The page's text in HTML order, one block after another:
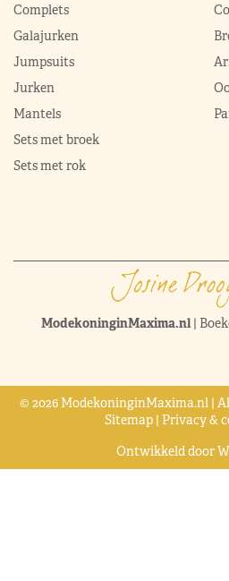
Complets
Galajurken
Jumpsuits
Jurken
Mantels
Sets met broek
Sets met rok
ModekoninginMaxima.nl|
© 2026 ModekoninginMaxima.nl |
Sitemap | Privacy &
Ontwikkeld door